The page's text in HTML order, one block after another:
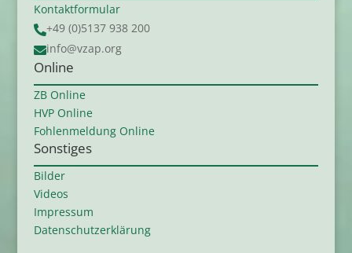
Kontaktformular
+49 (0)5137 938 200
info@vzap.org
Online
ZB Online
HVP Online
Fohlenmeldung Online
Sonstiges
Bilder
Videos
Impressum
Datenschutzerklärung